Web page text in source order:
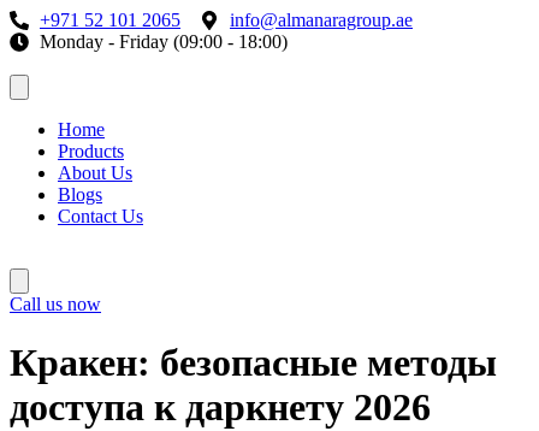
+971 52 101 2065
info@almanaragroup.ae
Monday - Friday (09:00 - 18:00)
Home
Products
About Us
Blogs
Contact Us
Call us now
Кракен: безопасные методы
доступа к даркнету 2026